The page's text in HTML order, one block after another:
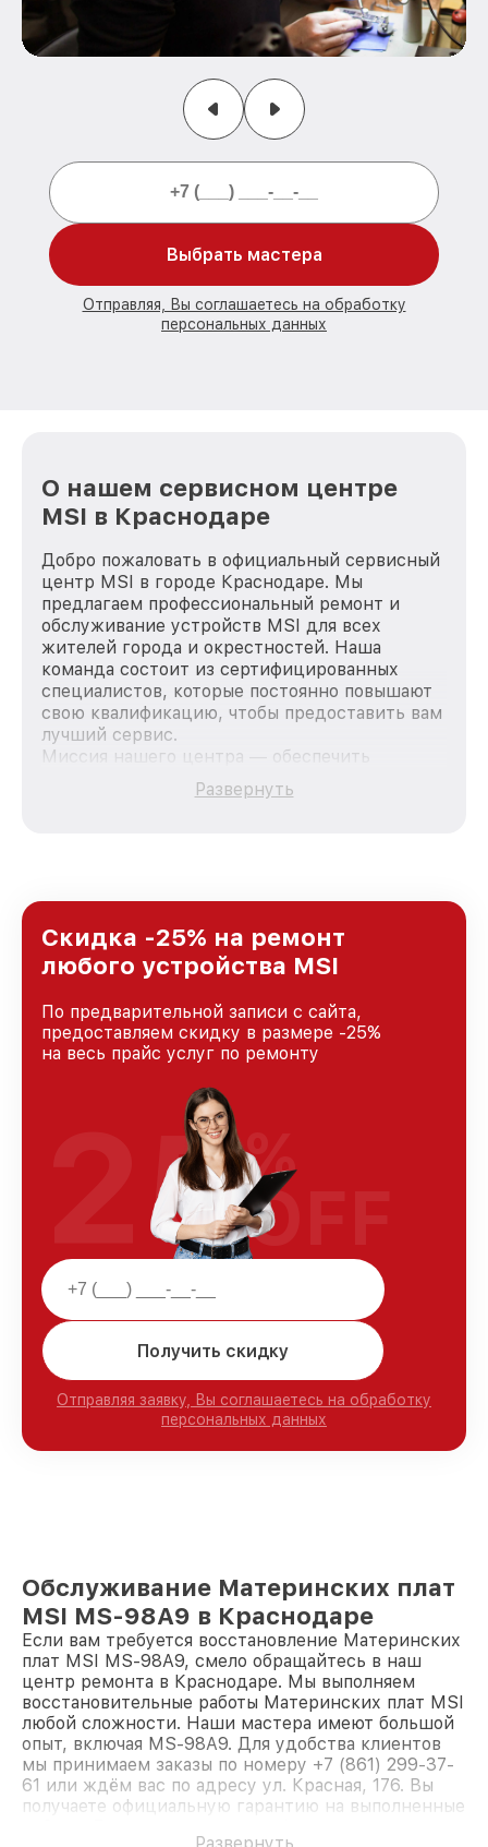
Выбрать мастера
Отправляя, Вы соглашаетесь на обработку
персональных данных
О нашем сервисном центре
MSI в Краснодаре
Добро пожаловать в официальный сервисный
центр MSI в городе Краснодаре. Мы
предлагаем профессиональный ремонт и
обслуживание устройств MSI для всех
жителей города и окрестностей. Наша
команда состоит из сертифицированных
специалистов, которые постоянно повышают
свою квалификацию, чтобы предоставить вам
лучший сервис.
Миссия нашего центра — обеспечить
качественный и доступный ремонт для
каждого пользователя продукции MSI, вне
Краснодаре, постоянно повышая уровень
доверия и лояльности наших клиентов.
Развернуть
Скидка -25% на ремонт
любого устройства MSI
По предварительной записи с сайта,
предоставляем скидку в размере -25%
на весь прайс услуг по ремонту
Получить скидку
Отправляя заявку, Вы соглашаетесь на обработку
персональных данных
25%
OFF
Обслуживание Материнских плат
MSI MS-98A9 в Краснодаре
Если вам требуется восстановление Материнских
плат MSI MS-98A9, смело обращайтесь в наш
центр ремонта в Краснодаре. Мы выполняем
восстановительные работы Материнских плат MSI
любой сложности. Наши мастера имеют большой
опыт, включая MS-98A9. Для удобства клиентов
мы принимаем заказы по номеру +7 (861) 299-37-
61 или ждём вас по адресу ул. Красная, 176. Вы
получаете официальную гарантию на выполненные